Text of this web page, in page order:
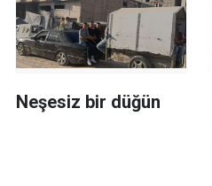
Neşesiz bir düğün